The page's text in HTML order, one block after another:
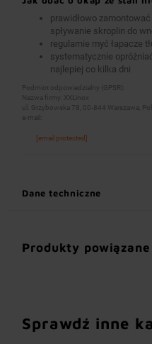
prawidłowo
spływanie skroplin do
regularnie myć łapacze
systematycznie
najlepiej co kilka dni
Podmiot odpowiedzialny (GPSR):
Nazwa firmy: XXLinox
ul. Grzybowska 78, 00-844 Warszawa,
e-mail:
[email protected]
Dane techniczne
Produkty powiązane
Sprawdź inne